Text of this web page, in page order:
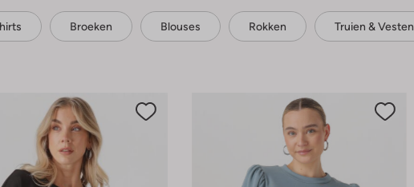
Broeken Blouses Rokken Truien & Vesten